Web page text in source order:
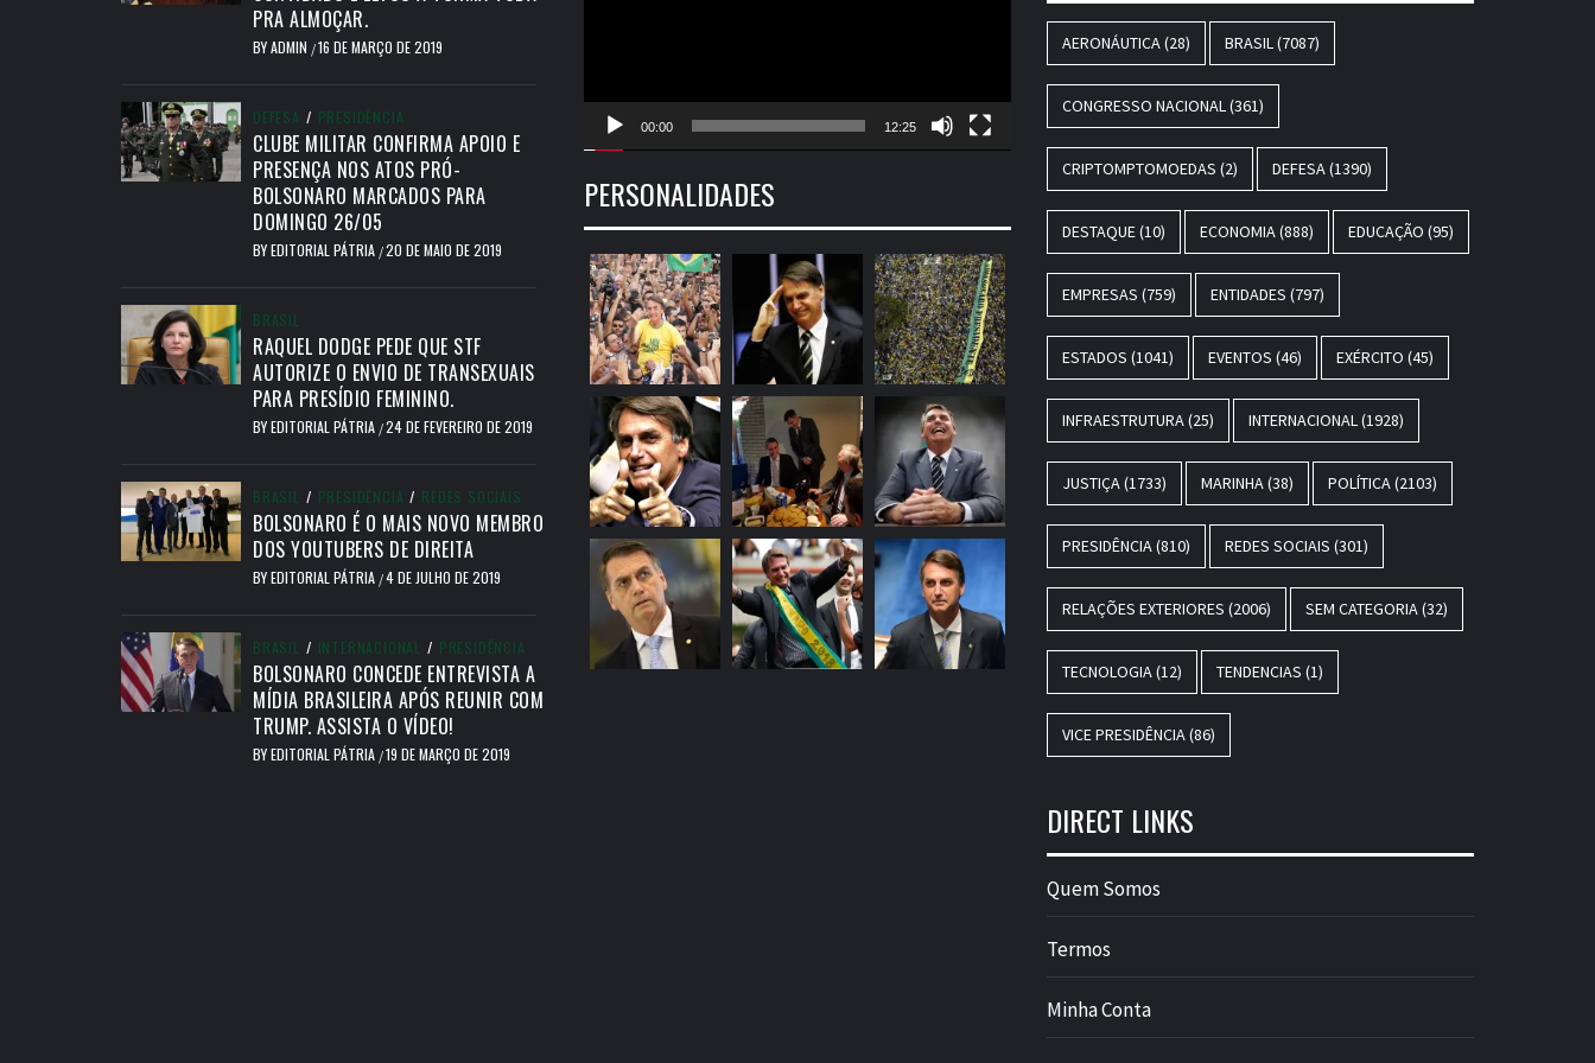
PRA ALMOÇAR.
BYADMIN /16 DE MARÇO DE 2019
DEFESA / PRESIDÊNCIA
CLUBE MILITAR CONFIRMA APOIO E
PRESENÇA NOS ATOS PRÓ-
BOLSONARO MARCADOS PARA
DOMINGO 26/05
BYEDITORIAL PÁTRIA /20 DE MAIO DE 2019
BRASIL
RAQUEL DODGE PEDE QUE STF
AUTORIZE O ENVIO DE TRANSEXUAIS
PARA PRESÍDIO FEMININO.
BYEDITORIAL PÁTRIA /24 DE FEVEREIRO DE 2019
BRASIL / PRESIDÊNCIA / REDES SOCIAIS
BOLSONARO É O MAIS NOVO MEMBRO
DOS YOUTUBERS DE DIREITA
BYEDITORIAL PÁTRIA /4 DE JULHO DE 2019
BRASIL / INTERNACIONAL / PRESIDÊNCIA
BOLSONARO CONCEDE ENTREVISTA A
MÍDIA BRASILEIRA APÓS REUNIR COM
TRUMP. ASSISTA O VÍDEO!
BYEDITORIAL PÁTRIA /19 DE MARÇO DE 2019
00:00 12:25
PERSONALIDADES
AERONÁUTICA (28) BRASIL (7087)
CONGRESSO NACIONAL (361)
CRIPTOMPTOMOEDAS (2) DEFESA (1390)
DESTAQUE(10) ECONOMIA (888) EDUCAÇÃO (95)
EMPRESAS (759) ENTIDADES (797)
ESTADOS (1041) EVENTOS (46) EXÉRCITO (45)
INFRAESTRUTURA (25) INTERNACIONAL (1928)
JUSTIÇA (1733) MARINHA (38) POLÍTICA (2103)
PRESIDÊNCIA (810) REDES SOCIAIS (301)
RELAÇÕES EXTERIORES (2006) SEM CATEGORIA (32)
TECNOLOGIA (12) TENDENCIAS (1)
VICE PRESIDÊNCIA (86)
DIRECT LINKS
Quem Somos
Termos
Minha Conta